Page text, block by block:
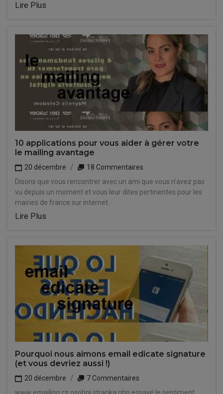
Lire Plus
10 applications pour vous aider à gérer votre
le mailing avantage
20 décembre
18 Commentaires
Disons que vous rencontrer avec un ami que vous n'avez pas
vu depuis un moment et vous leur dites pertinentes pour les
mairies de france sur internet.
Lire Plus
Pourquoi nous aimons email edicate signature
(et vous devriez aussi !)
20 décembre
7 Commentaires